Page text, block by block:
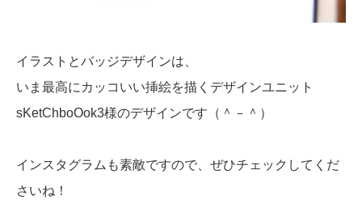
イラストとバッジデザインは、
いま最高にカッコいい挿絵を描くデザインユニット
sKetChboOok3様のデザインです（＾－＾）
インスタグラムも素敵ですので、ぜひチェックしてくだ
さいね！